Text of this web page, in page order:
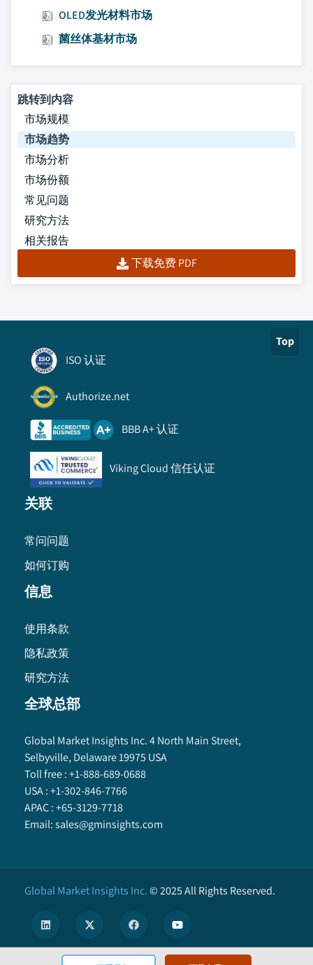
OLED发光材料市场
菌丝体基材市场
跳转到内容
市场规模
市场趋势
市场分析
市场份额
常见问题
研究方法
相关报告
下载免费 PDF
Top
ISO 认证
Authorize.net
BBB A+ 认证
Viking Cloud 信任认证
关联
常问问题
如何订购
信息
使用条款
隐私政策
研究方法
全球总部
Global Market Insights Inc. 4 North Main Street,
Selbyville, Delaware 19975 USA
Toll free :+1-888-689-0688
USA :+1-302-846-7766
APAC :+65-3129-7718
Email:sales@gminsights.com
Global Market Insights Inc.©2025All Rights Reserved.